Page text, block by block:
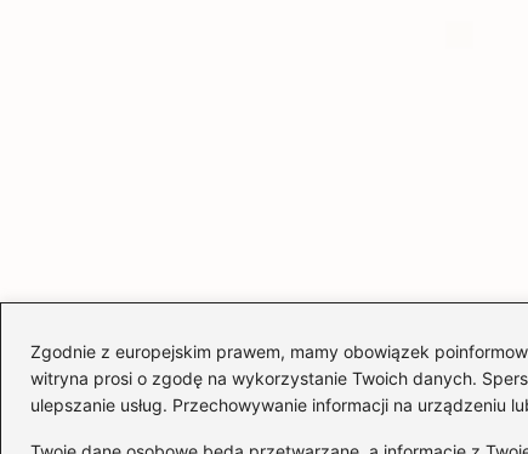
Zgodnie z europejskim prawem, mamy obowiązek
witryna prosi o zgodę na wykorzystanie Twoich danych.
ulepszanie usług. Przechowywanie informacji na urządzeniu